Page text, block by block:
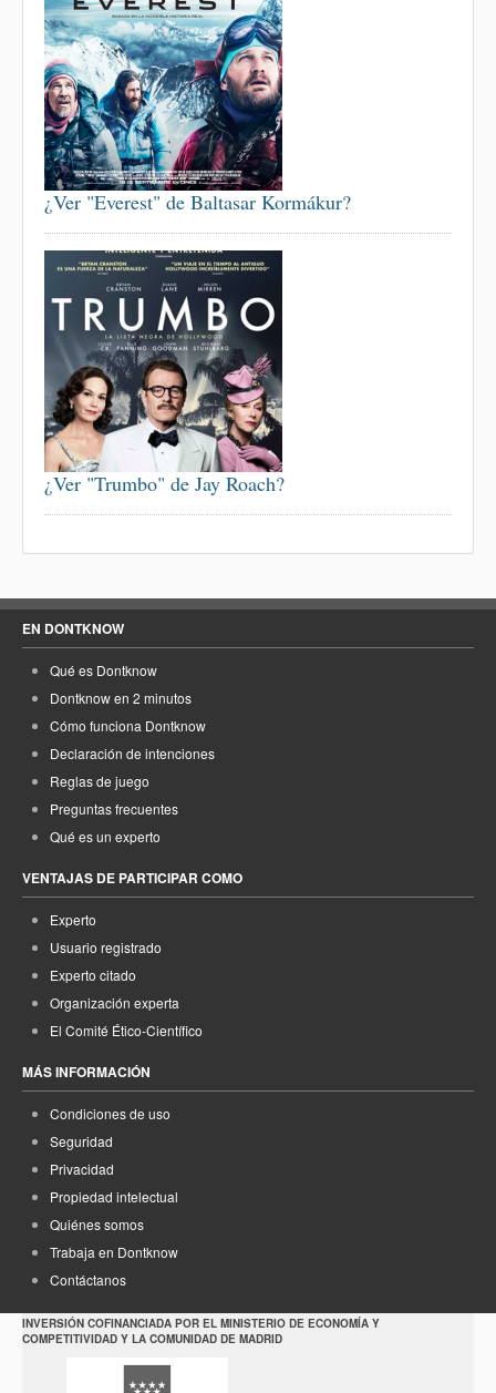
¿Ver "Everest" de Baltasar Kormákur?
¿Ver "Trumbo" de Jay Roach?
EN DONTKNOW
Qué es Dontknow
Dontknow en 2 minutos
Cómo funciona Dontknow
Declaración de intenciones
Reglas de juego
Preguntas frecuentes
Qué es un experto
VENTAJAS DE PARTICIPAR COMO
Experto
Usuario registrado
Experto citado
Organización experta
El Comité Ético-Científico
MÁS INFORMACIÓN
Condiciones de uso
Seguridad
Privacidad
Propiedad intelectual
Quiénes somos
Trabaja en Dontknow
Contáctanos
INVERSIÓN COFINANCIADA POR EL MINISTERIO DE ECONOMÍA Y
COMPETITIVIDAD Y LA COMUNIDAD DE MADRID